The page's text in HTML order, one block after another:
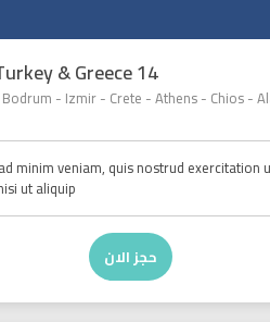
14 Days Turkey & Greece
- Izmir - Crete - Athens - Chios -
minim veniam, quis nostrud exercitation
ut aliquip.
حجز الان